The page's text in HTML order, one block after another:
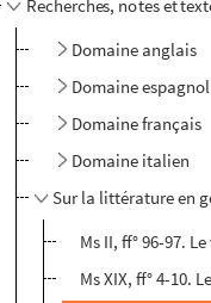
Recherches, notes et
Domaine anglais
Domaine espagnol
Domaine français
Domaine italien
Sur la littérature en
Ms II, ff° 96-97.
Ms XIX, ff° 4-10.